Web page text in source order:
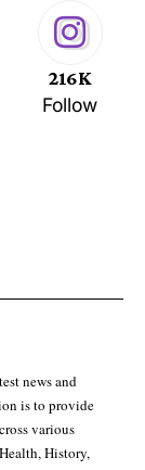
216K
Follow
news and
is to provide
various
History,